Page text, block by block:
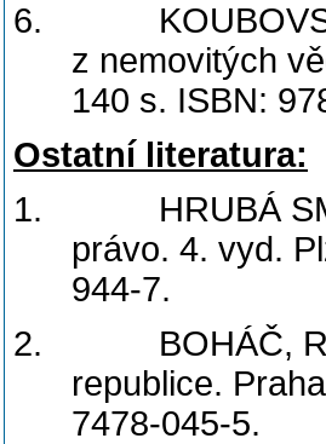
6.
z nemovitých
140 s. ISBN:
Ostatní literatura:
1.
HRUBÁ
právo. 4. vyd.
944-7.
2.
BOHÁČ,
republice.
7478-045-5.